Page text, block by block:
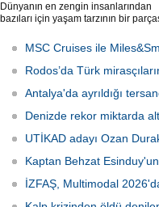
Dünyanın en zengin insanlarından
bazıları için yaşam tarzının bir
zamanda kendi yat limanı, helikopter
pisti ve seçkin villaları da içeren
özel adadır.
MSC Cruises ile
Rodos’da Türk
Antalya'da ayrıldığı
Denizde rekor miktarda
UTİKAD adayı Ozan
Kaptan Behzat
İZFAŞ, Multimodal